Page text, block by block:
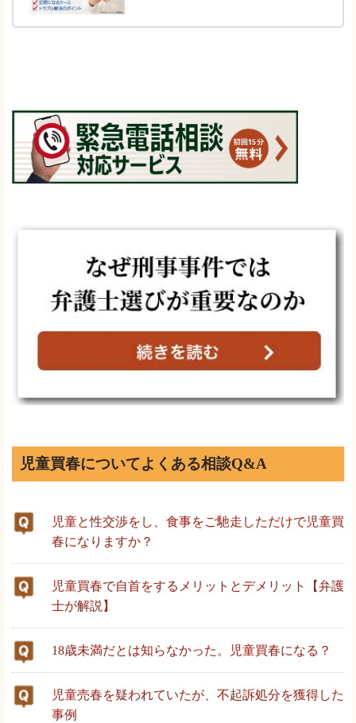
児童買春についてよくある相談Q&A
児童と性交渉をし、食事をご馳走しただけで児童買
春になりますか？
児童買春で自首をするメリットとデメリット【弁護
士が解説】
18歳未満だとは知らなかった。児童買春になる？
児童売春を疑われていたが、不起訴処分を獲得した
事例